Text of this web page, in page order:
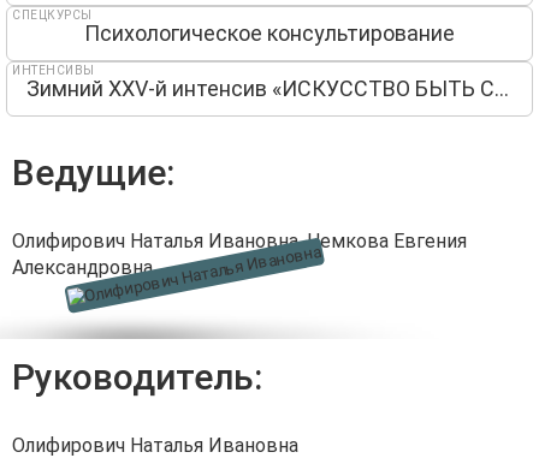
Психологическое консультирование
СПЕЦКУРСЫ
Зимний XXV-й интенсив «ИСКУССТВО БЫТЬ С ДРУГИМ»
ИНТЕНСИВЫ
Ведущие:
Олифирович Наталья Ивановна,Немкова Евгения
Александровна
Руководитель:
Олифирович Наталья Ивановна